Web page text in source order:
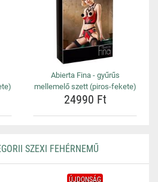
Abierta Fina - gyűrűs
mellemelő szett (piros-fekete)
24990 Ft
SZEXI FEHÉRNEMŰ
ÚJDONSÁG